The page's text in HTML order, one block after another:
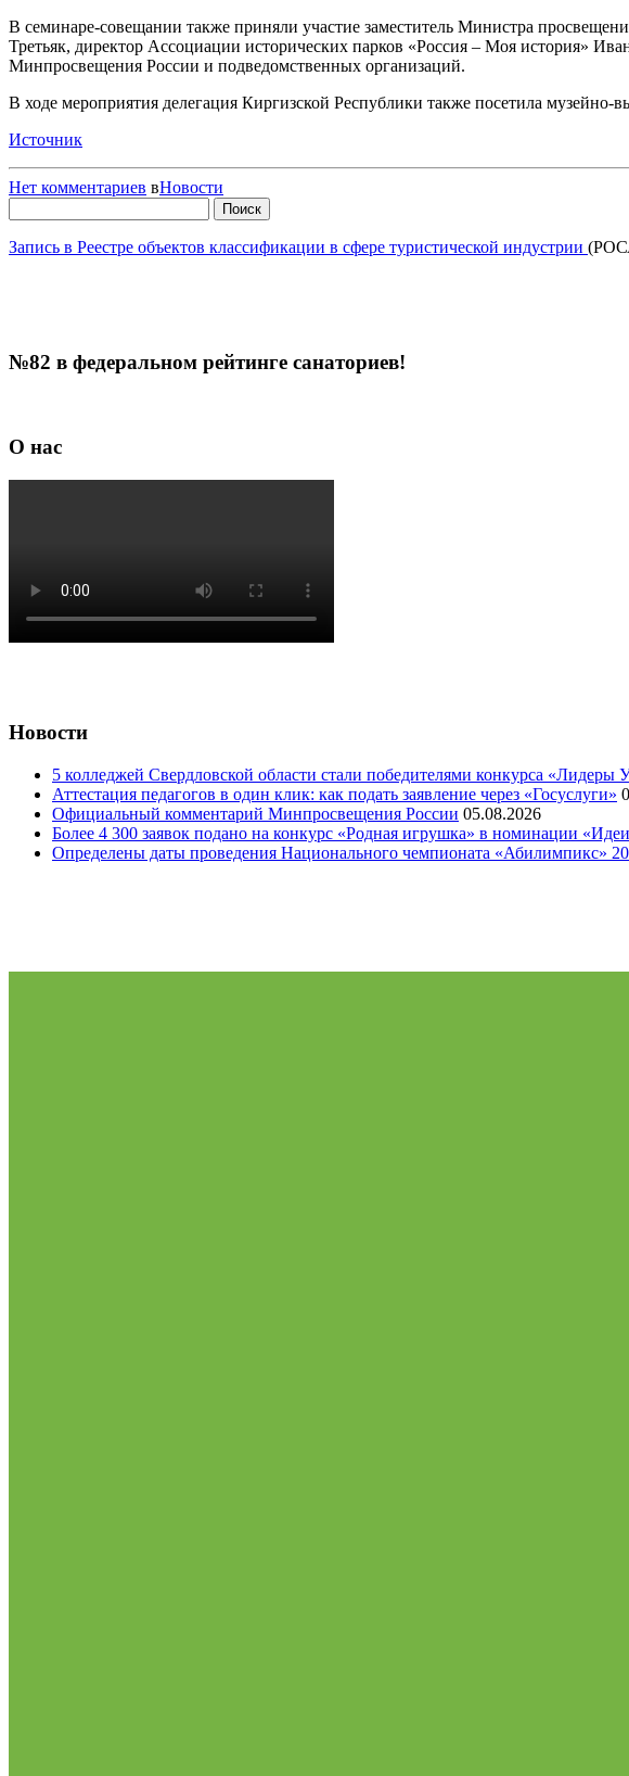
В семинаре-совещании также приняли участие заместитель Министра
Третьяк, директор Ассоциации исторических парков «Россия – Моя история»
Минпросвещения России и подведомственных организаций.
В ходе мероприятия делегация Киргизской Республики также посетила
Источник
Нет комментариев вНовости
Запись в Реестре объектов классификации в сфере туристической индустрии
№82 в федеральном рейтинге санаториев!
О нас
Новости
5 колледжей Свердловской области стали победителями конкурса «Лидеры
Аттестация педагогов в один клик: как подать заявление через «Госуслуги»
Официальный комментарий Минпросвещения России 05.08.2026
Более 4 300 заявок подано на конкурс «Родная игрушка» в номинации
Определены даты проведения Национального чемпионата «Абилимпикс»